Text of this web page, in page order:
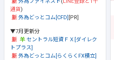
通貨)
外為どっとコム[CFD] [PR]
▼7月更新分
セントラル短資ＦＸ[ダイレク
トプラス]
外為どっとコム[らくらくFX積立]